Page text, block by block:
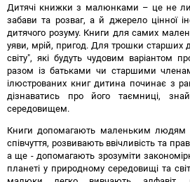
Дитячі книжки з малюнками – це не
забави та розваг, а й джерело цінної
дитячого розуму. Книги для самих
уяви, мрій, пригод. Для трошки старших
світу", які будуть чудовим варіантом
разом із батьками чи старшими
ілюстрованих книг дитина починає з
дізнаватись про його таємниці,
середовищем.
Книги допомагають маленьким людям
співчуття, розвивають ввічливість та
а ще - допомагають зрозуміти
планеті у природному середовищі та